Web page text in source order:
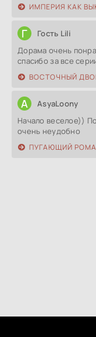
ИМПЕРИЯ КАК
Г Гость Lili
Дорама очень
спасибо за все
ВОСТОЧНЫЙ
A AsyaLoony
Начало веселое))
очень неудобно
ПУГАЮЩИЙ